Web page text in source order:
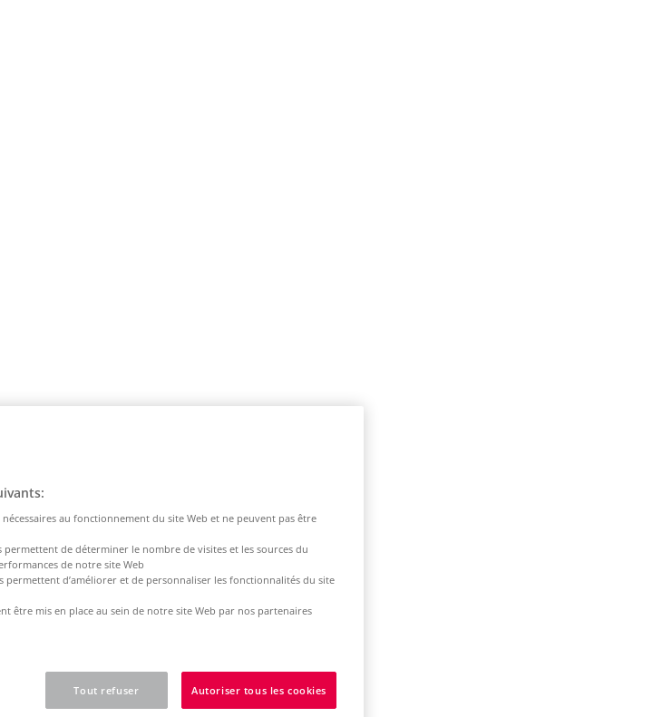
nécessaires au fonctionnement du site Web et ne peuvent pas être
permettent de déterminer le nombre de visites et les sources du
de notre site Web
permettent d’améliorer et de personnaliser les fonctionnalités du site
être mis en place au sein de notre site Web par nos partenaires
Tout refuser Autoriser tous les cookies